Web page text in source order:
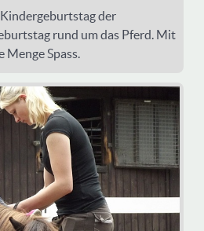
der
rund um das Pferd. Mit
Menge Spass.